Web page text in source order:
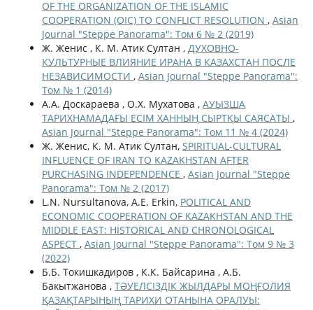
OF THE ORGANIZATION OF THE ISLAMIC
COOPERATION (OIC) TO CONFLICT RESOLUTION , Asian
Journal "Steppe Panorama": Том 6 № 2 (2019)
Ж. Женис , К. М. Атик Султан , ДУХОВНО-
КУЛЬТУРНЫЕ ВЛИЯНИЕ ИРАНА В КАЗАХСТАН ПОСЛЕ
НЕЗАВИСИМОСТИ , Asian Journal "Steppe Panorama":
Том № 1 (2014)
А.А. Доскараева , О.Х. Мухатова , АУЫЗША
ТАРИХНАМАДАҒЫ ЕСІМ ХАННЫҢ СЫРТҚЫ САЯСАТЫ ,
Asian Journal "Steppe Panorama": Том 11 № 4 (2024)
Ж. Женис, К. М. Атик Султан, SPIRITUAL-CULTURAL
INFLUENCE OF IRAN TO KAZAKHSTAN AFTER
PURCHASING INDEPENDENCE , Asian Journal "Steppe
Panorama": Том № 2 (2017)
L.N. Nursultanova, A.E. Erkin, POLITICAL AND
ECONOMIC COOPERATION OF KAZAKHSTAN AND THE
MIDDLE EAST: HISTORICAL AND CHRONOLOGICAL
ASPECT , Asian Journal "Steppe Panorama": Том 9 № 3
(2022)
Б.Б. Токишкадиров , К.К. Байсарина , А.Б.
Бакытжанова , ТӘУЕЛСІЗДІК ЖЫЛДАРЫ МОҢҒОЛИЯ
ҚАЗАҚТАРЫНЫҢ ТАРИХИ ОТАНЫНА ОРАЛУЫ: